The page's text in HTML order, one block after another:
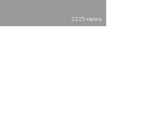
2225 views